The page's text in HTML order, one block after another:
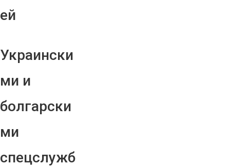
ей
Украински
ми и
болгарски
ми
спецслужб